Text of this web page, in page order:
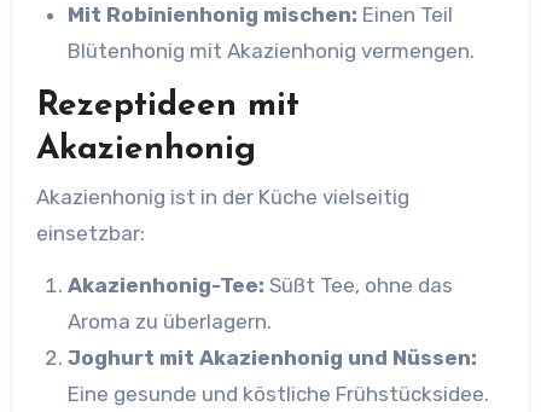
Mit Robinienhonig mischen: Einen Teil
Blütenhonig mit Akazienhonig vermengen.
Rezeptideen mit
Akazienhonig
Akazienhonig ist in der Küche vielseitig
einsetzbar:
Akazienhonig-Tee: Süßt Tee, ohne das
Aroma zu überlagern.
Joghurt mit Akazienhonig und Nüssen:
Eine gesunde und köstliche Frühstücksidee.